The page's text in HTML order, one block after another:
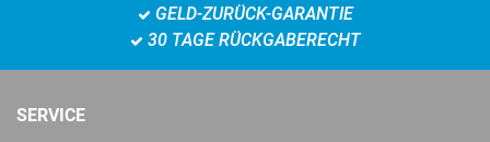
GELD-ZURÜCK-GARANTIE
30 TAGE RÜCKGABERECHT
SERVICE